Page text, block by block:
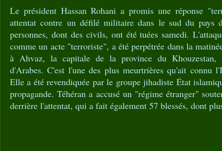
Le président Hassan Rohani a promis une réponse
attentat contre un défilé militaire dans le sud du pays
personnes, dont des civils, ont été tuées samedi.
comme un acte "terroriste", a été perpétrée dans la
à Ahvaz, la capitale de la province du Khouzestan,
d'Arabes. C'est l'une des plus meurtrières qu'ait connu
Elle a été revendiquée par le groupe jihadiste État
propagande. Téhéran a accusé un "régime étranger"
derrière l'attentat, qui a fait également 57 blessés, dont